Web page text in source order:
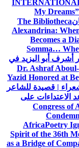
My
The Bibliotheca
Alexandrina:
Becomes a
Somma…
أشرف أبو اليزيد في
Dr. Ashraf Aboul-
Yazid Honored at
| قصيدة للشاعر
الاعتداءات على
Congress of
AfricaPoetry
Spirit of the 36th
as a Bridge of